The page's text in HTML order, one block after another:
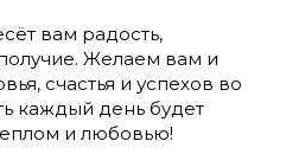
вам радость,
Желаем вам и
счастья и успехов во
каждый день будет
и любовью!